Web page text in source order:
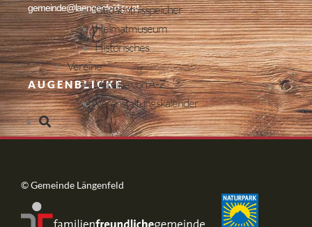
Gedächtnisspeicher
Heimatmuseum
Historisches
Vereine
Vereine von A-Z
Veranstaltungskalender
gemeinde@laengenfeld.gv.at
AUGENBLICKE
© Gemeinde Längenfeld